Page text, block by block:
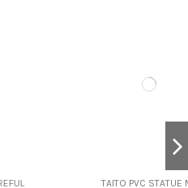
TAITO PVC STATUE MY